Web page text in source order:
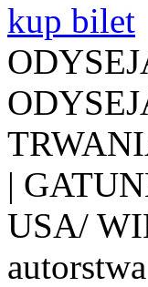
kup bilet
|
USA/